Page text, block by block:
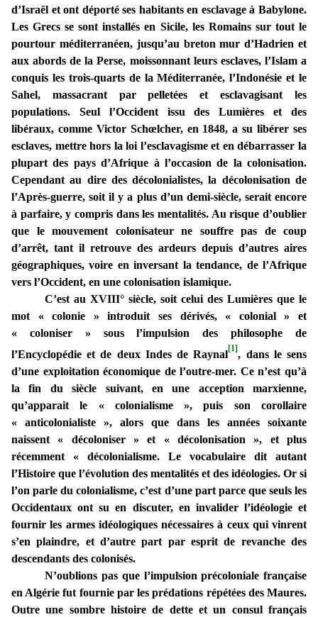
d’Israël et ont déporté ses habitants en esclavage à Babylone.
Les Grecs se sont installés en Sicile, les Romains sur tout le
pourtour méditerranéen, jusqu’au breton mur d’Hadrien et
aux abords de la Perse, moissonnant leurs esclaves, l’Islam a
conquis les trois-quarts de la Méditerranée, l’Indonésie et le
Sahel, massacrant par pelletées et esclavagisant les
populations. Seul l’Occident issu des Lumières et des
libéraux, comme Victor Schœlcher, en 1848, a su libérer ses
esclaves, mettre hors la loi l’esclavagisme et en débarrasser la
plupart des pays d’Afrique à l’occasion de la colonisation.
Cependant au dire des décolonialistes, la décolonisation de
l’Après-guerre, soit il y a plus d’un demi-siècle, serait encore
à parfaire, y compris dans les mentalités. Au risque d’oublier
que le mouvement colonisateur ne souffre pas de coup
d’arrêt, tant il retrouve des ardeurs depuis d’autres aires
géographiques, voire en inversant la tendance, de l’Afrique
vers l’Occident, en une colonisation islamique.
C’est au XVIII° siècle, soit celui des Lumières que le
mot « colonie » introduit ses dérivés, « colonial » et
« coloniser » sous l’impulsion des philosophe de
l’Encyclopédie et de deux Indes de Raynal[1], dans le sens
d’une exploitation économique de l’outre-mer. Ce n’est qu’à
la fin du siècle suivant, en une acception marxienne,
qu’apparait le « colonialisme », puis son corollaire
« anticolonialiste », alors que dans les années soixante
naissent « décoloniser » et « décolonisation », et plus
récemment « décolonialisme. Le vocabulaire dit autant
l’Histoire que l’évolution des mentalités et des idéologies. Or si
l’on parle du colonialisme, c’est d’une part parce que seuls les
Occidentaux ont su en discuter, en invalider l’idéologie et
fournir les armes idéologiques nécessaires à ceux qui vinrent
s’en plaindre, et d’autre part par esprit de revanche des
descendants des colonisés.
N’oublions pas que l’impulsion précoloniale française
en Algérie fut fournie par les prédations répétées des Maures.
Outre une sombre histoire de dette et un consul français